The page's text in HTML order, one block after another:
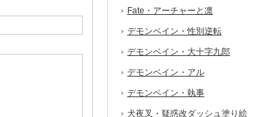
Fate・アーチャーと凛
デモンベイン・性別逆転
デモンベイン・大十字九郎
デモンベイン・アル
デモンベイン・執事
犬夜叉・疑惑改ダッシュ塗り絵